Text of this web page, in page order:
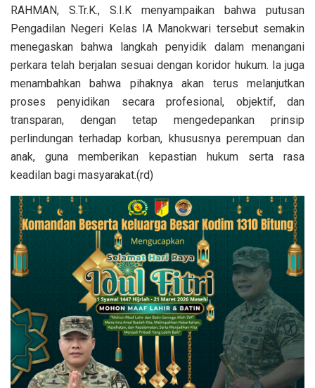
RAHMAN, S.Tr.K., S.I.K menyampaikan bahwa putusan
Pengadilan Negeri Kelas IA Manokwari tersebut semakin
menegaskan bahwa langkah penyidik dalam menangani
perkara telah berjalan sesuai dengan koridor hukum. Ia juga
menambahkan bahwa pihaknya akan terus melanjutkan
proses penyidikan secara profesional, objektif, dan
transparan, dengan tetap mengedepankan prinsip
perlindungan terhadap korban, khususnya perempuan dan
anak, guna memberikan kepastian hukum serta rasa
keadilan bagi masyarakat.(rd)